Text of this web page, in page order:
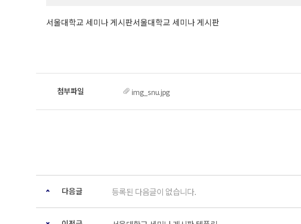
서울대학교 세미나 게시판서울대학교 세미나 게시판
img_snu.jpg
다음글 등록된 다음글이 없습니다.